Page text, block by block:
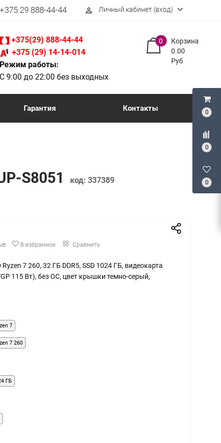
0
0
0
29 888-44-44 perm_identity Личный кабинет (вход)
+375(29) 888-44-44
+375 (29) 14-14-014
Режим работы:
С 9:00 до 22:00 без выходных
Корзина
0
0.00
Руб
Гарантия Контакты
S8051 код: 337389
В избранное Сравнить
7 260, 32 ГБ DDR5, SSD 1024 ГБ, видеокарта
115 Вт), без ОС, цвет крышки темно-серый,
7
7 260
ГБ